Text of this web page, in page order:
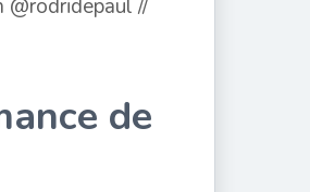
de